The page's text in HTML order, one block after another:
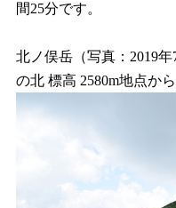
間25分です。
北ノ俣岳（写真：2019
の北 標高 2580m地点か